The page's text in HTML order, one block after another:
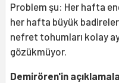
Problem şu: Her hafta
her hafta büyük
nefret tohumları kolay
gözükmüyor.
Demirören'in